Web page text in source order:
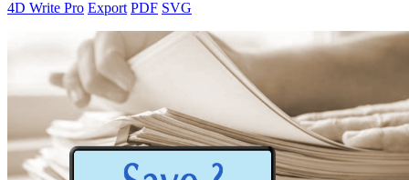
4D Write Pro Export PDF SVG